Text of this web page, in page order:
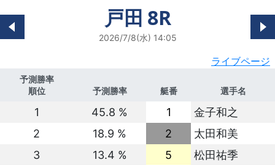
戸田 8R
2026/7/8(水) 14:05
ライブページ
予測勝率
順位
予測勝率 艇番 選手名
1 45.8 % 1
金子和之
2
18.9 % 2
太田和美
3
13.4 % 5
松田祐季